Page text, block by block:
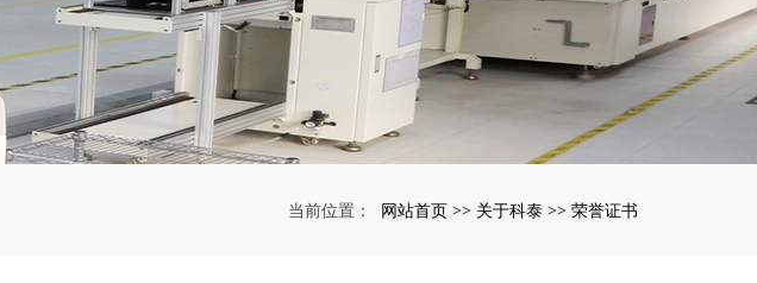
当前位置： 网站首页 >> 关于科泰 >> 荣誉证书